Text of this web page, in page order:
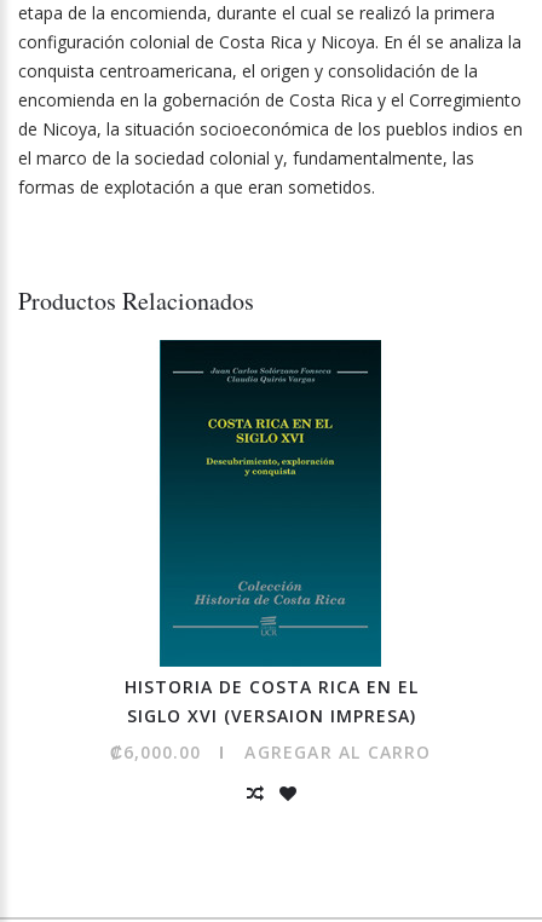
etapa de la encomienda, durante el cual se realizó la primera
configuración colonial de Costa Rica y Nicoya. En él se analiza la
conquista centroamericana, el origen y consolidación de la
encomienda en la gobernación de Costa Rica y el Corregimiento
de Nicoya, la situación socioeconómica de los pueblos indios en
el marco de la sociedad colonial y, fundamentalmente, las
formas de explotación a que eran sometidos.
Productos Relacionados
HISTORIA DE COSTA RICA EN EL
SIGLO XVI (VERSAION IMPRESA)
₡6,000.00
AGREGAR AL CARRO